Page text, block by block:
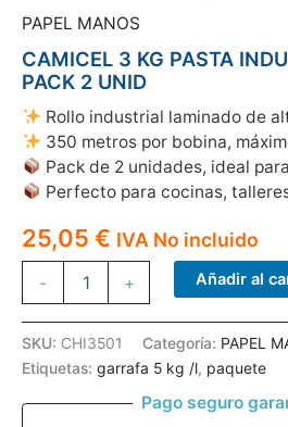
PAPEL MANOS
CAMICEL 3 KG PASTA
PACK 2 UNID
Rollo industrial laminado de
350 metros por bobina,
Pack de 2 unidades, ideal
Perfecto para cocinas,
25,05 € IVA No incluido
-
PASTA
INDUSTRIAL
350
M
+ Añadir al
SKU: CHI3501 Categoría: PAPEL
Etiquetas: garrafa 5 kg /l, paquete
Pago seguro